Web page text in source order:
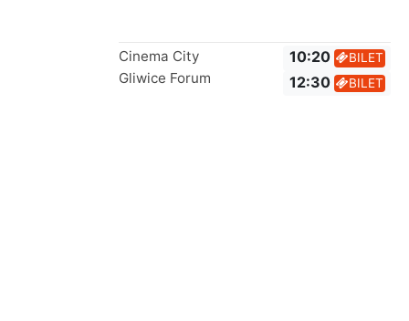
Cinema City
Gliwice Forum
10:20 BILET
12:30 BILET